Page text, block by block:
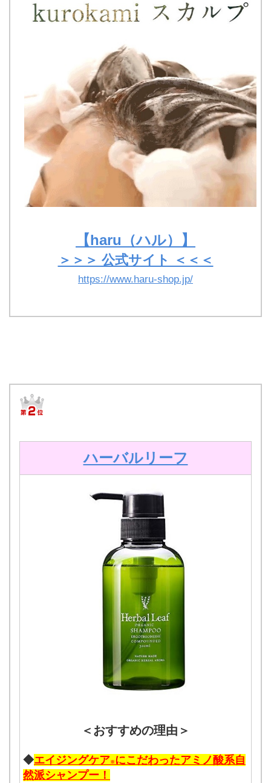
【haru（ハル）】
＞＞＞ 公式サイト ＜＜＜
https://www.haru-shop.jp/
ハーバルリーフ
＜おすすめの理由＞
◆エイジングケア※ にこだわったアミノ酸系自
然派シャンプー！